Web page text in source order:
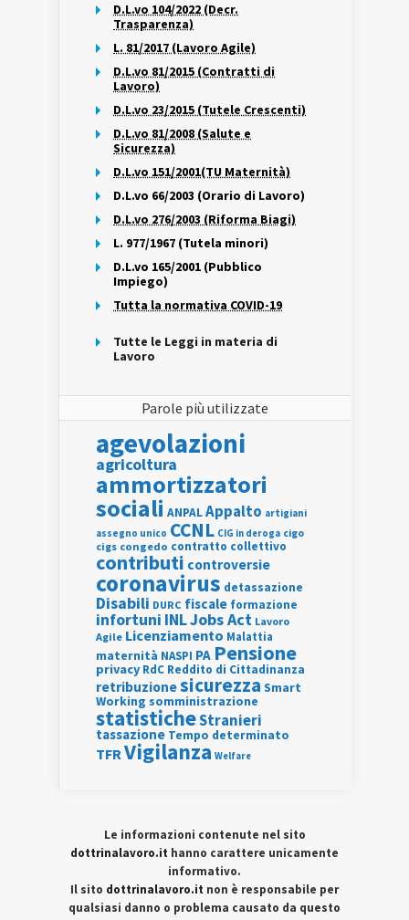
D.L.vo 104/2022 (Decr.
Trasparenza)
L. 81/2017 (Lavoro Agile)
D.L.vo 81/2015 (Contratti di
Lavoro)
D.L.vo 23/2015 (Tutele Crescenti)
D.L.vo 81/2008 (Salute e
Sicurezza)
D.L.vo 151/2001(TU Maternità)
D.L.vo 66/2003 (Orario di Lavoro)
D.L.vo 276/2003 (Riforma Biagi)
L. 977/1967 (Tutela minori)
D.L.vo 165/2001 (Pubblico
Impiego)
Tutta la normativa COVID-19
Tutte le Leggi in materia di
Lavoro
Parole più utilizzate
agevolazioni
agricoltura
ammortizzatori
sociali ANPALAppalto artigiani
assegno unico CCNL CIG in deroga cigo
cigs congedo contratto collettivo
contributi controversie
coronavirus detassazione
Disabili DURC fiscale formazione
infortuni INLJobs Act Lavoro
Agile Licenziamento Malattia
maternità NASPI PA Pensione
privacy RdC Reddito di Cittadinanza
retribuzionesicurezza Smart
Working somministrazione
statisticheStranieri
tassazione Tempo determinato
TFRVigilanza Welfare
Le informazioni contenute nel sito
dottrinalavoro.it hanno carattere unicamente
informativo.
Il sito dottrinalavoro.it non è responsabile per
qualsiasi danno o problema causato da questo